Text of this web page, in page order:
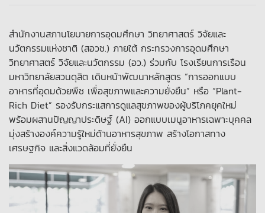
สำนักงานสภานโยบายการอุดมศึกษา วิทยาศาสตร์ วิจัยและ
นวัตกรรมแห่งชาติ (สอวช.) ภายใต้ กระทรวงการอุดมศึกษา
วิทยาศาสตร์ วิจัยและนวัตกรรม (อว.) ร่วมกับ โรงเรียนการเรือน
มหาวิทยาลัยสวนดุสิต เดินหน้าพัฒนาหลักสูตร “การออกแบบ
อาหารที่อุดมด้วยพืช เพื่อสุขภาพและความยั่งยืน” หรือ “Plant-
Rich Diet” รองรับกระแสการดูแลสุขภาพของผู้บริโภคยุคใหม่
พร้อมผสานปัญญาประดิษฐ์ (AI) ออกแบบเมนูอาหารเฉพาะบุคคล
มุ่งสร้างองค์ความรู้ใหม่ด้านอาหารสุขภาพ สร้างโอกาสทาง
เศรษฐกิจ และสิ่งแวดล้อมที่ยั่งยืน